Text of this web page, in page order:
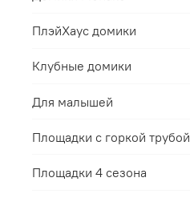
ПлэйХаус домики
Клубные домики
Для малышей
Площадки с горкой трубой
Площадки 4 сезона